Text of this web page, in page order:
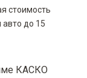
стоимость
авто до 15
КАСКО